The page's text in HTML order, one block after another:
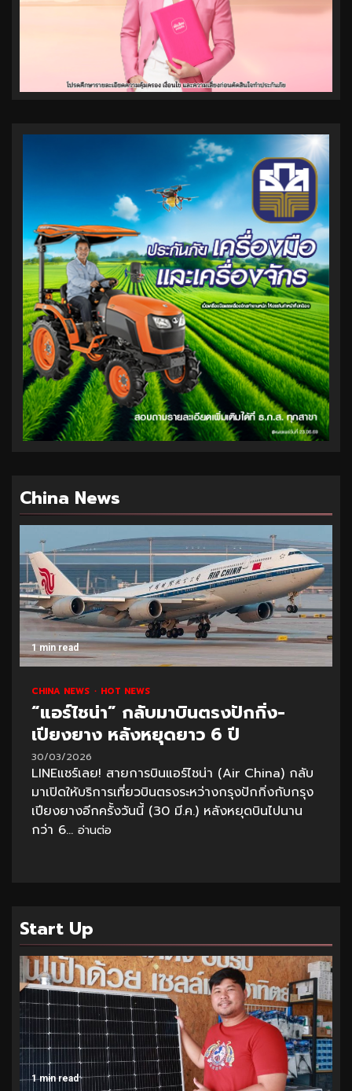
China News
1 min read
CHINA NEWS HOT NEWS
“แอร์ไชน่า” กลับมาบินตรงปักกิ่ง-
เปียงยาง หลังหยุดยาว 6 ปี
30/03/2026
LINEแชร์เลย! สายการบินแอร์ไชน่า (Air China) กลับ
มาเปิดให้บริการเที่ยวบินตรงระหว่างกรุงปักกิ่งกับกรุง
เปียงยางอีกครั้งวันนี้ (30 มี.ค.) หลังหยุดบินไปนาน
กว่า 6... อ่านต่อ
Start Up
1 min read